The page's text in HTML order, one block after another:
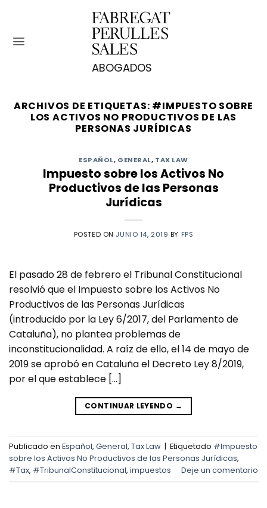
contenido
ARCHIVOS DE ETIQUETAS: #IMPUESTO SOBRE
LOS ACTIVOS NO PRODUCTIVOS DE LAS
PERSONAS JURÍDICAS
ESPAÑOL, GENERAL, TAX LAW
Impuesto sobre los Activos No
Productivos de las Personas
Jurídicas
POSTED ONJUNIO 14, 2019 BY FPS
El pasado 28 de febrero el Tribunal Constitucional
resolvió que el Impuesto sobre los Activos No
Productivos de las Personas Jurídicas
(introducido por la Ley 6/2017, del Parlamento de
Cataluña), no plantea problemas de
inconstitucionalidad. A raíz de ello, el 14 de mayo de
2019 se aprobó en Cataluña el Decreto Ley 8/2019,
por el que establece […]
CONTINUAR LEYENDO →
Publicado en Español, General, Tax Law | Etiquetado #Impuesto
sobre los Activos No Productivos de las Personas Jurídicas,
#Tax, #TribunalConstitucional, impuestos Deje un comentario